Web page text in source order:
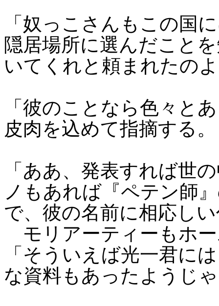
「奴っこさんもこの国
隠居場所に選んだこと
いてくれと頼まれたの
「彼のことなら色々と
皮肉を込めて指摘する。
「ああ、発表すれば世
ノもあれば『ペテン師
で、彼の名前に相応し
モリアーティーもホ
「そういえば光一君に
な資料もあったようじ